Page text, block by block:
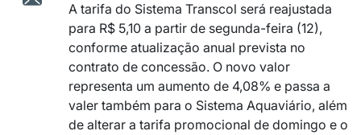
A tarifa do Sistema Transcol será reajustada
para R$ 5,10 a partir de segunda-feira (12),
conforme atualização anual prevista no
contrato de concessão. O novo valor
representa um aumento de 4,08% e passa a
valer também para o Sistema Aquaviário, além
de alterar a tarifa promocional de domingo e o